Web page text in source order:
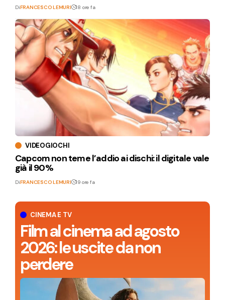
CINEMA E TV
Film al cinema ad agosto
2026: le uscite da non
perdere
DiFRANCESCO LEMURI 18 ore fa
VIDEOGIOCHI
Capcom non teme l’addio ai dischi: il digitale vale
già il 90%
DiFRANCESCO LEMURI 19 ore fa